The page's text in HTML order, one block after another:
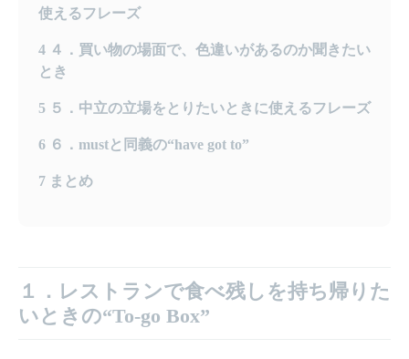
使えるフレーズ
4 ４．買い物の場面で、色違いがあるのか聞きたい
とき
5 ５．中立の立場をとりたいときに使えるフレーズ
6 ６．mustと同義の“have got to”
7 まとめ
１．レストランで食べ残しを持ち帰りた
いときの“To-go Box”